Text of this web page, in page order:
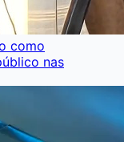
como
nas